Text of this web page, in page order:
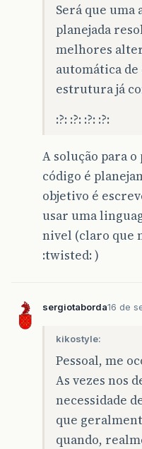
Será que
planejada
melhores
automática
estrutura já
:?: :?: :?: :?:
A solução para
código é
objetivo é
usar uma
nivel (claro que
:twisted: )
sergiotaborda16 de
kikostyle:
Pessoal, me
As vezes nos
necessidade
que
quando,